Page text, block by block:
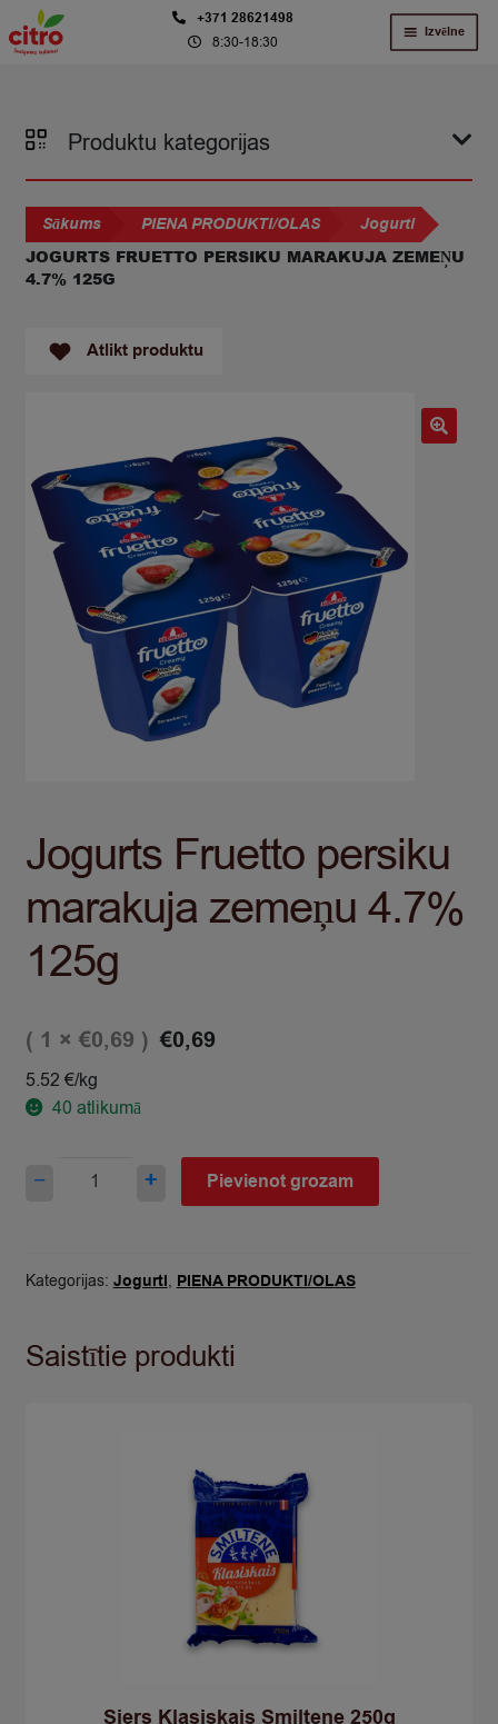
Skip
to
Skip
to
+371 28621498
8:30-18:30
Izvēlne
Produktu kategorijas
Sākums PIENA PRODUKTI/OLAS
Jogurti
JOGURTS FRUETTO PERSIKU MARAKUJA ZEMEŅU
4.7% 125G
Atlikt produktu
Jogurts Fruetto persiku
marakuja zemeņu 4.7%
125g
€0,69
( 1 × €0,69 )
5.52 €/kg
40 atlikumā
−
Jogurts
zemeņu
quantity
+ Pievienot grozam
Kategorijas: Jogurti, PIENA PRODUKTI/OLAS
Saistītie produkti
Siers Klasiskais Smiltene 250g